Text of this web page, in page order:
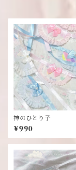
神のひとり子
¥990